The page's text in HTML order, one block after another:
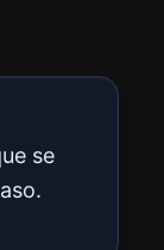
se